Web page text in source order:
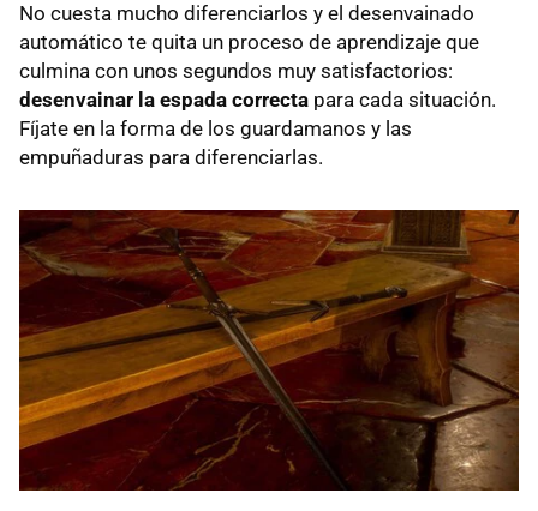
No cuesta mucho diferenciarlos y el desenvainado
automático te quita un proceso de aprendizaje que
culmina con unos segundos muy satisfactorios:
desenvainar la espada correcta para cada situación.
Fíjate en la forma de los guardamanos y las
empuñaduras para diferenciarlas.